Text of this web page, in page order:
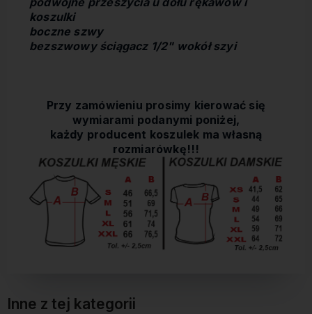
koszulki
boczne szwy
bezszwowy ściągacz 1/2" wokół szyi
Przy zamówieniu prosimy kierować się
wymiarami podanymi poniżej,
każdy producent koszulek ma własną
rozmiarówkę!!!
Inne z tej kategorii